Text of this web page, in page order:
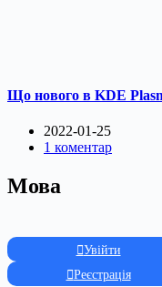
Що нового в KDE
2022-01-25
1 коментар
Мова
Увійти
Реєстрація